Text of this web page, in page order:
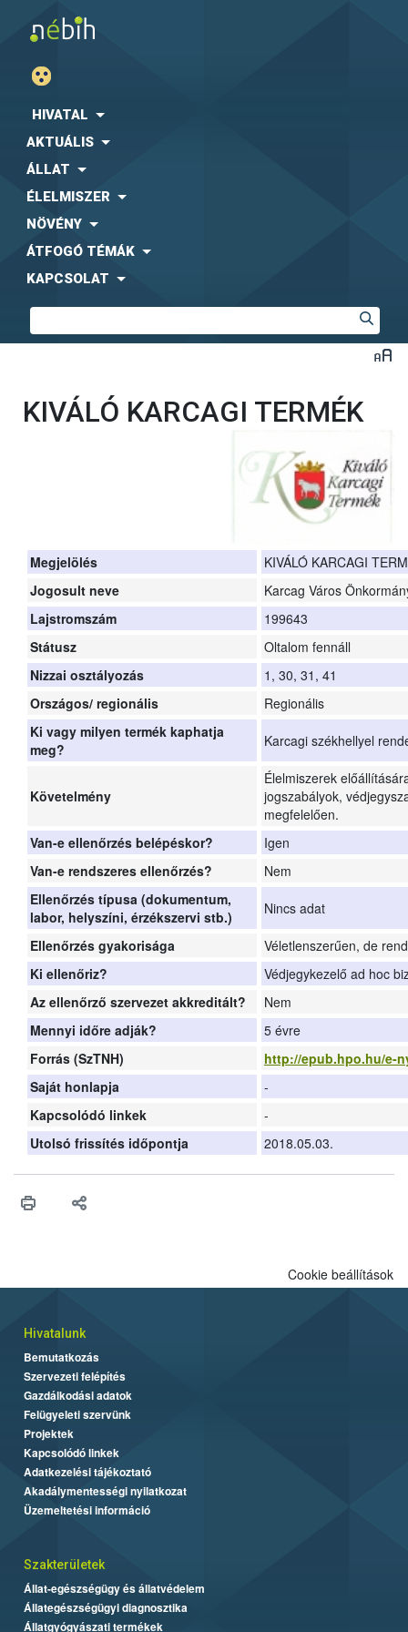
HIVATAL
AKTUÁLIS
ÁLLAT
ÉLELMISZER
NÖVÉNY
ÁTFOGÓ TÉMÁK
KAPCSOLAT
KIVÁLÓ KARCAGI TERMÉK
Megjelölés
KIVÁLÓ KARCAGI
Jogosult neve
Karcag Város
Lajstromszám
199643
Státusz
Oltalom fennáll
Nizzai osztályozás
1, 30, 31, 41
Országos/ regionális
Regionális
Ki vagy milyen termék kaphatja
meg?
Karcagi székhellyel
Követelmény
Élelmiszerek
jogszabályok,
megfelelően.
Van-e ellenőrzés belépéskor?
Igen
Van-e rendszeres ellenőrzés?
Nem
Ellenőrzés típusa (dokumentum,
labor, helyszíni, érzékszervi stb.)
Nincs adat
Ellenőrzés gyakorisága
Véletlenszerűen, de
Ki ellenőriz?
Védjegykezelő ad hoc
Az ellenőrző szervezet akkreditált?
Nem
Mennyi időre adják?
5 évre
Forrás (SzTNH)
http://epub.hpo.hu/e-
Saját honlapja
-
Kapcsolódó linkek
-
Utolsó frissítés időpontja
2018.05.03.
Cookie beállítások
Hivatalunk
Bemutatkozás
Szervezeti felépítés
Gazdálkodási adatok
Felügyeleti szervünk
Projektek
Kapcsolódó linkek
Adatkezelési tájékoztató
Akadálymentességi nyilatkozat
Üzemeltetési információ
Szakterületek
Állat-egészségügy és állatvédelem
Állategészségügyi diagnosztika
Állatgyógyászati termékek